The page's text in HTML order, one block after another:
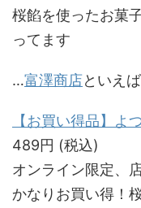
桜餡を使ったお菓
ってます
…富澤商店といえ
【お買い得品】
489円 (税込)
オンライン限定、
かなりお買い得！